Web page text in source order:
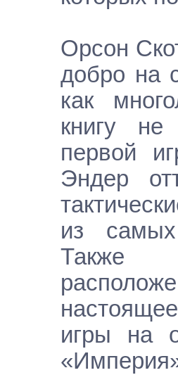
Орсон
добро на
как
книгу не
первой
Эндер
из
Также
игры на